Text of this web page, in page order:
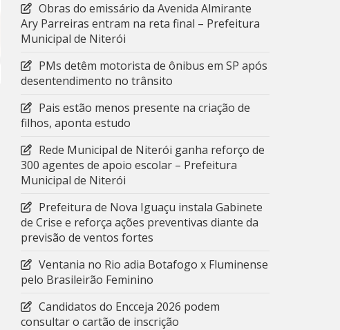
Obras do emissário da Avenida Almirante
Ary Parreiras entram na reta final – Prefeitura
Municipal de Niterói
PMs detêm motorista de ônibus em SP após
desentendimento no trânsito
Pais estão menos presente na criação de
filhos, aponta estudo
Rede Municipal de Niterói ganha reforço de
300 agentes de apoio escolar – Prefeitura
Municipal de Niterói
Prefeitura de Nova Iguaçu instala Gabinete
de Crise e reforça ações preventivas diante da
previsão de ventos fortes
Ventania no Rio adia Botafogo x Fluminense
pelo Brasileirão Feminino
Candidatos do Encceja 2026 podem
consultar o cartão de inscrição